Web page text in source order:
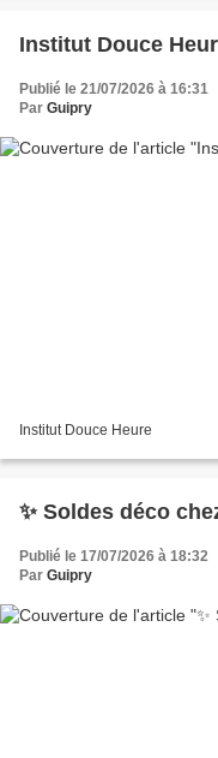
Institut Douce
Publié le 21/07/2026 à 16:31
Par Guipry
Institut Douce Heure
✨ Soldes déco
Publié le 17/07/2026 à 18:32
Par Guipry